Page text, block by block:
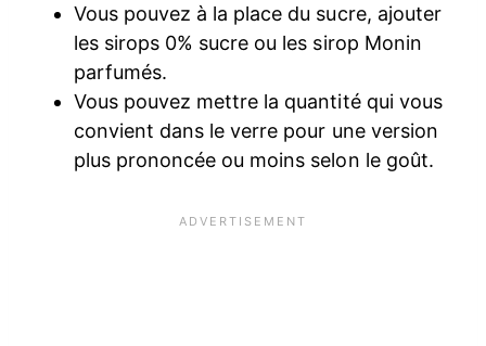
Vous pouvez à la place du sucre, ajouter
les sirops 0% sucre ou les sirop Monin
parfumés.
Vous pouvez mettre la quantité qui vous
convient dans le verre pour une version
plus prononcée ou moins selon le goût.